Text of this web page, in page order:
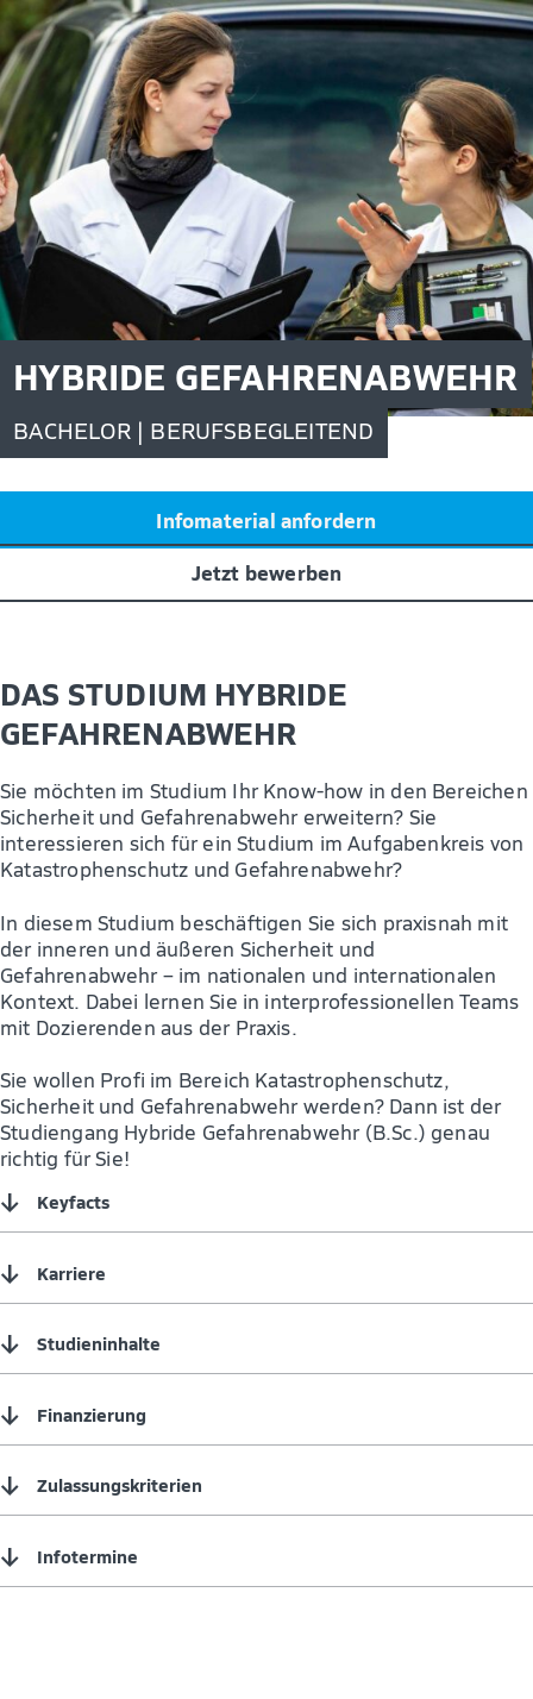
HYBRIDE GEFAHRENABWEHR
BACHELOR | BERUFSBEGLEITEND
Infomaterial anfordern
Jetzt bewerben
DAS STUDIUM HYBRIDE
GEFAHRENABWEHR
Sie möchten im Studium Ihr Know-how in den Bereichen
Sicherheit und Gefahrenabwehr erweitern? Sie
interessieren sich für ein Studium im Aufgabenkreis von
Katastrophenschutz und Gefahrenabwehr?
In diesem Studium beschäftigen Sie sich praxisnah mit
der inneren und äußeren Sicherheit und
Gefahrenabwehr – im nationalen und internationalen
Kontext. Dabei lernen Sie in interprofessionellen Teams
mit Dozierenden aus der Praxis.
Sie wollen Profi im Bereich Katastrophenschutz,
Sicherheit und Gefahrenabwehr werden? Dann ist der
Studiengang Hybride Gefahrenabwehr (B.Sc.) genau
richtig für Sie!
↓ Keyfacts
↓ Karriere
↓ Studieninhalte
↓ Finanzierung
↓ Zulassungskriterien
↓ Infotermine